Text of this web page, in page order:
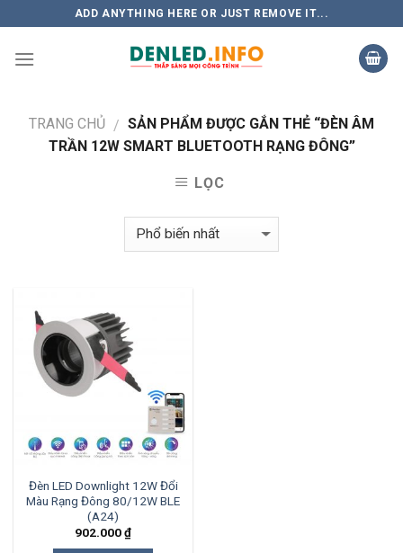
to
content
ADD ANYTHING HERE OR JUST REMOVE IT...
TRANG CHỦ / SẢN PHẨM ĐƯỢC GẮN THẺ “ĐÈN ÂM
TRẦN 12W SMART BLUETOOTH RẠNG ĐÔNG”
LỌC
Đèn LED Downlight 12W Đổi
Màu Rạng Đông 80/12W BLE
(A24)
902.000₫